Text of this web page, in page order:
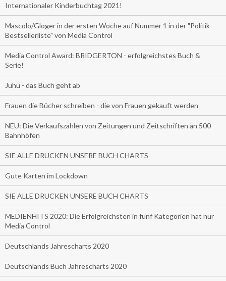
Internationaler Kinderbuchtag 2021!
Mascolo/Gloger in der ersten Woche auf Nummer 1 in der "Politik-
Bestsellerliste" von Media Control
Media Control Award: BRIDGERTON - erfolgreichstes Buch &
Serie!
Juhu - das Buch geht ab
Frauen die Bücher schreiben - die von Frauen gekauft werden
NEU: Die Verkaufszahlen von Zeitungen und Zeitschriften an 500
Bahnhöfen
SIE ALLE DRUCKEN UNSERE BUCH CHARTS
Gute Karten im Lockdown
SIE ALLE DRUCKEN UNSERE BUCH CHARTS
MEDIENHITS 2020: Die Erfolgreichsten in fünf Kategorien hat nur
Media Control
Deutschlands Jahrescharts 2020
Deutschlands Buch Jahrescharts 2020